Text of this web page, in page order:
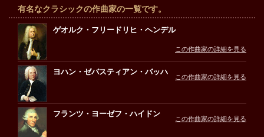
有名なクラシックの作曲家の一覧です。
ゲオルク・フリードリヒ・ヘンデル
この作曲家の詳細を見る
ヨハン・ゼバスティアン・バッハ
この作曲家の詳細を見る
フランツ・ヨーゼフ・ハイドン
この作曲家の詳細を見る